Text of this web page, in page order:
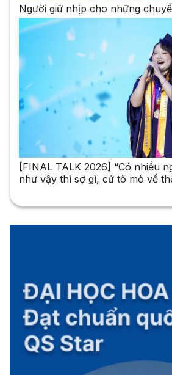
Người giữ nhịp cho những
[FINAL TALK 2026] “Có nhiều
như vậy thì sợ gì, cứ tò mò về